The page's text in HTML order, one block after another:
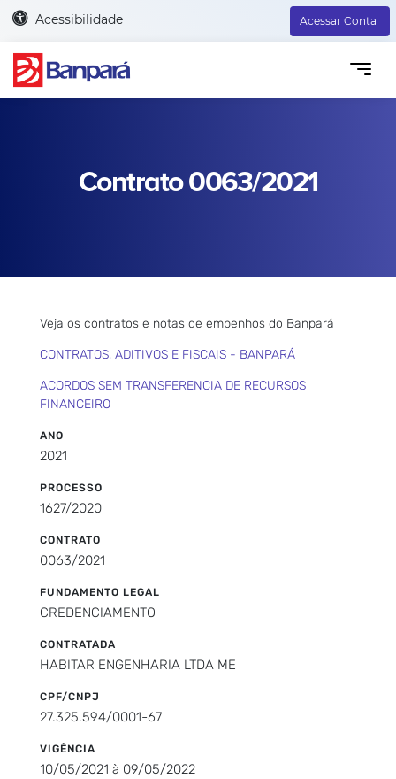
Acessibilidade Acessar Conta
Contrato 0063/2021
Veja os contratos e notas de empenhos do Banpará
CONTRATOS, ADITIVOS E FISCAIS - BANPARÁ
ACORDOS SEM TRANSFERENCIA DE RECURSOS
FINANCEIRO
ANO
2021
PROCESSO
1627/2020
CONTRATO
0063/2021
FUNDAMENTO LEGAL
CREDENCIAMENTO
CONTRATADA
HABITAR ENGENHARIA LTDA ME
CPF/CNPJ
27.325.594/0001-67
VIGÊNCIA
10/05/2021 à 09/05/2022